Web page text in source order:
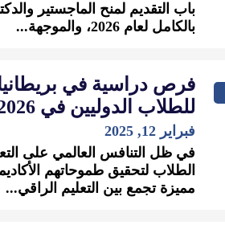
باب التقديم لمنح الماجستير
بالكامل لعام 2026، والموجهة...
فرص دراسية في
للطلاب الدوليين في 2025/2026
فبراير 12, 2025
في ظل التنافس العالمي على
الطلاب لتحقيق طموحاتهم
مميزة تجمع بين التعليم الراقي...